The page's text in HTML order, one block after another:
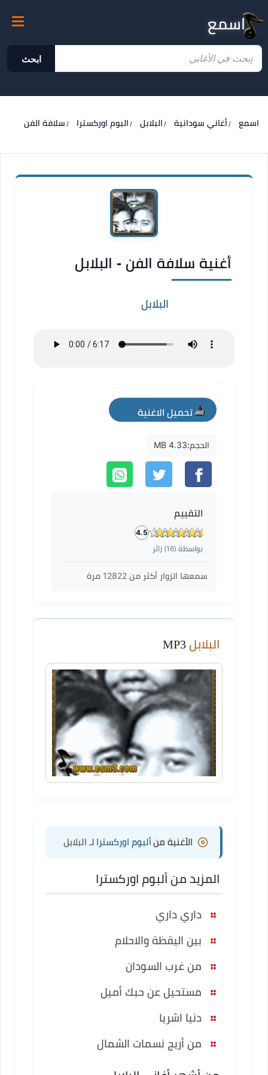
اسمع
ابحث
اسمع أغاني سودانية البلابل البوم اوركسترا سلافة الفن
أغنية سلافة الفن - البلابل
البلابل
تحميل الاغنية
mp3
الحجم:4.33 MB
التقييم
4.5
بواسطة (16) زائر
سمعها الزوار أكثر من 12822 مرة
البلابل
الأغنية منألبوم اوركسترا لـ البلابل
المزيد من ألبوم اوركسترا
داري داري
بين اليقظة والاحلام
من غرب السودان
مستحيل عن حبك أميل
دنيا اشريا
من أريج نسمات الشمال